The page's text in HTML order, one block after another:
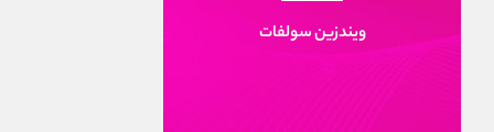
ويندزين سولفات